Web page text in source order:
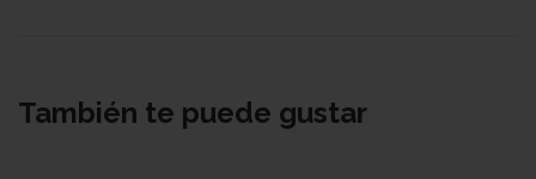
También te puede gustar